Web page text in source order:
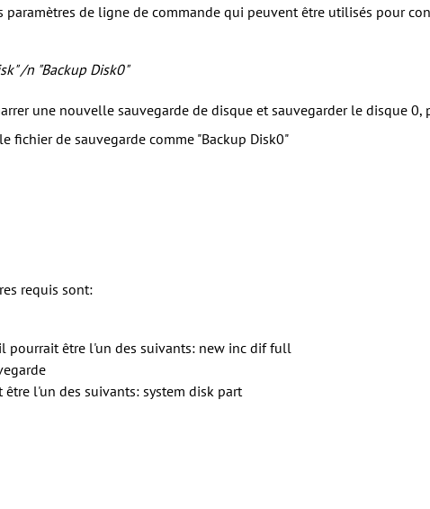
paramètres de ligne de commande qui peuvent être utilisés pour
/n "Backup Disk0"
une nouvelle sauvegarde de disque et sauvegarder le disque 0,
fichier de sauvegarde comme "Backup Disk0"
requis sont:
pourrait être l'un des suivants: new inc dif full
l'un des suivants: system disk part